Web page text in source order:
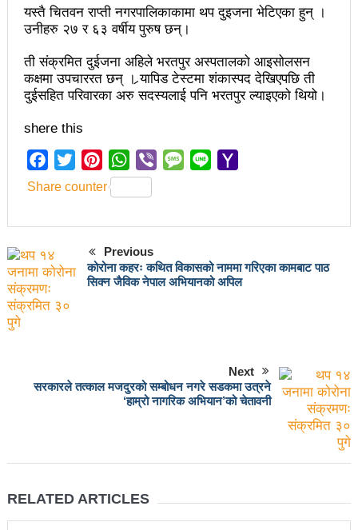
हितेन्द्रदेव शाक्यलाई पद छाड्नुपर्ने नैतिक दबाबः समय बुझेर
बाटो खुलाउन मन्त्री घिसिङको म्यासेज
खतिवडाको नयाँ गीत जमाना आजकाल
चलचित्र विकास बोर्डका नवनियुक्त सदस्य गणेश सुवेदीलाई
महानगर यातायातले थप्यो १२ वटा विद्युतीय बस
गणेश पण्डितको कवितासङ्ग्रह कालापानी लोकार्पण
कविता – सुख भोग
समाचार हटाउने अदालतको आदेश र पत्रकार पक्राउ पुर्जीबारे
बालबालिकाको शिक्षामा खर्च हुने
यस्तै चितवन राप्ती नगरपालिकाकामा थप दुइजना भेटिएका हुन् ।
उनीहरु २७ र ६३ वर्षीय पुरुष छन्।
ती संक्रमित दुईजना अहिले भरतपुर अस्पतालको आइसोलसन
कक्षमा उपचाररत छन् । र्‍यापिड टेस्टमा शंकास्पद देखिएपछि ती
दुईसहित परिवारका अरु सदस्यलाई पनि भरतपुर ल्याइएको थियो।
shere this
Facebook
TwitterPinterestWhatsApp
Viber Message
Line
Share counter
Previous
कोरोना कहरः कथित विकासको नाममा गरिएका कामबाट पाठ
सिक्न जैविक नेपाल अभियानको अपिल
Next
सरकारले तत्काल मजदुरको सम्बोधन नगरे सडकमा उत्रने
‘हाम्रो नागरिक अभियान’को चेतावनी
RELATED ARTICLES